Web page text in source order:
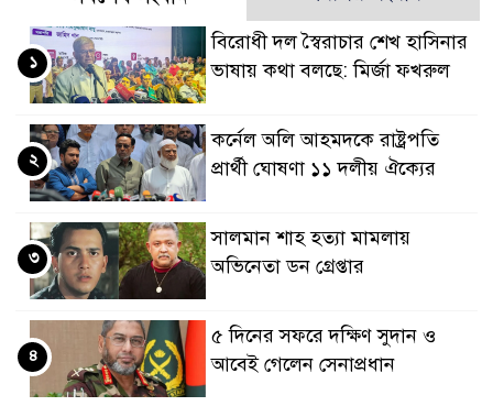
বিরোধী দল স্বৈরাচার শেখ হাসিনার
ভাষায় কথা বলছে: মির্জা ফখরুল
১
কর্নেল অলি আহমদকে রাষ্ট্রপতি
প্রার্থী ঘোষণা ১১ দলীয় ঐক্যের
২
সালমান শাহ হত্যা মামলায়
অভিনেতা ডন গ্রেপ্তার
৩
৫ দিনের সফরে দক্ষিণ সুদান ও
আবেই গেলেন সেনাপ্রধান
৪